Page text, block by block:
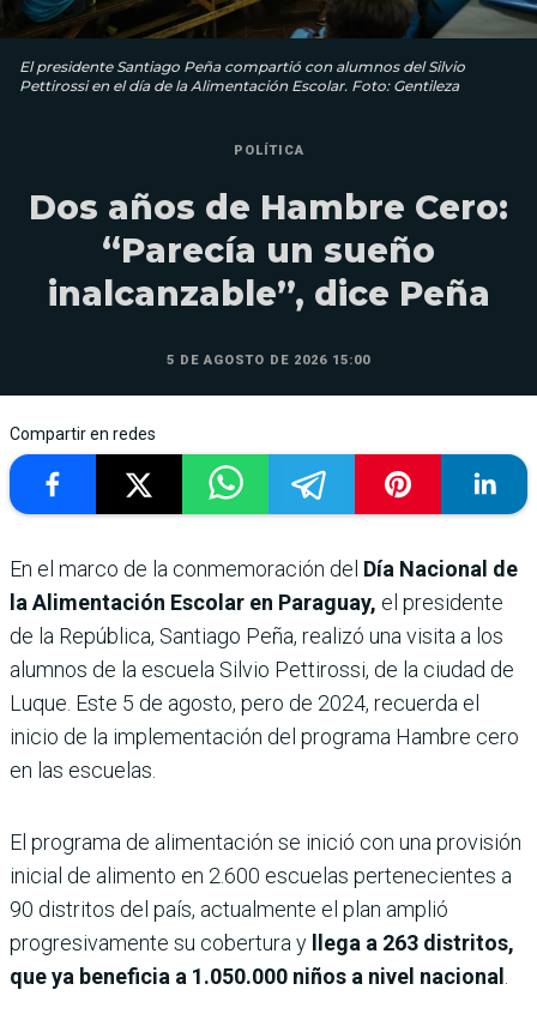
El presidente Santiago Peña compartió con alumnos del Silvio
Pettirossi en el día de la Alimentación Escolar. Foto: Gentileza
POLÍTICA
Dos años de Hambre Cero:
“Parecía un sueño
inalcanzable”, dice Peña
5 DE AGOSTO DE 2026 15:00
Compartir en redes
En el marco de la conmemoración del Día Nacional de
la Alimentación Escolar en Paraguay, el presidente
de la República, Santiago Peña, realizó una visita a los
alumnos de la escuela Silvio Pettirossi, de la ciudad de
Luque. Este 5 de agosto, pero de 2024, recuerda el
inicio de la implementación del programa Hambre cero
en las escuelas.
El programa de alimentación se inició con una provisión
inicial de alimento en 2.600 escuelas pertenecientes a
90 distritos del país, actualmente el plan amplió
progresivamente su cobertura y
llega a 263 distritos,
que ya beneficia a 1.050.000 niños a nivel nacional .